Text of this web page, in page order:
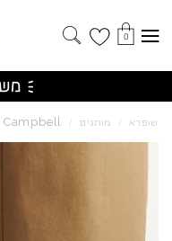
0
שופרא / מותגים /
Campbell